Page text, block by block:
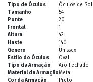
Tipo de Óculos
Óculos de Sol
Tamanho
54
Ponte
20
Frontal
1
Altura
42
Haste
140
Genero
Unissex
Estilo do Óculos
Oval
Tipo da Armação
Aro Fechado
Material da ArmaçãoMetal
Cor da Armação
Preto